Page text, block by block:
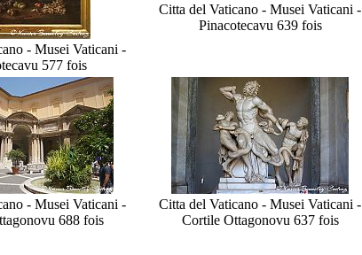
- Musei Vaticani -
vu 577 fois
Citta del Vaticano - Musei Vaticani -
Pinacotecavu 639 fois
- Musei Vaticani -
vu 688 fois
Citta del Vaticano - Musei Vaticani -
Cortile Ottagonovu 637 fois